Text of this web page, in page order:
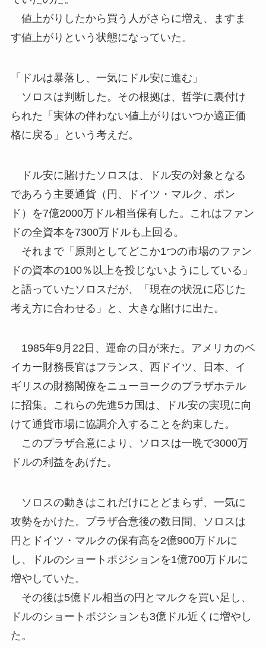
値上がりしたから買う人がさらに増え、ますま
す値上がりという状態になっていた。
「ドルは暴落し、一気にドル安に進む」
ソロスは判断した。その根拠は、哲学に裏付け
られた「実体の伴わない値上がりはいつか適正価
格に戻る」という考えだ。
ドル安に賭けたソロスは、ドル安の対象となる
であろう主要通貨（円、ドイツ・マルク、ポン
ド）を7億2000万ドル相当保有した。これはファン
ドの全資本を7300万ドルも上回る。
それまで「原則としてどこか1つの市場のファン
ドの資本の100％以上を投じないようにしている」
と語っていたソロスだが、「現在の状況に応じた
考え方に合わせる」と、大きな賭けに出た。
1985年9月22日、運命の日が来た。アメリカのベ
イカー財務長官はフランス、西ドイツ、日本、イ
ギリスの財務閣僚をニューヨークのプラザホテル
に招集。これらの先進5カ国は、ドル安の実現に向
けて通貨市場に協調介入することを約束した。
このプラザ合意により、ソロスは一晩で3000万
ドルの利益をあげた。
ソロスの動きはこれだけにとどまらず、一気に
攻勢をかけた。プラザ合意後の数日間、ソロスは
円とドイツ・マルクの保有高を2億900万ドルに
し、ドルのショートポジションを1億700万ドルに
増やしていた。
その後は5億ドル相当の円とマルクを買い足し、
ドルのショートポジションも3億ドル近くに増やし
た。